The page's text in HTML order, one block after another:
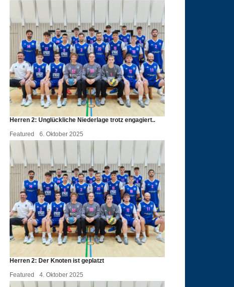
Herren 2: Unglückliche Niederlage trotz engagiert..
Featured
6. Oktober 2025
Herren 2: Der Knoten ist geplatzt
Featured
4. Oktober 2025